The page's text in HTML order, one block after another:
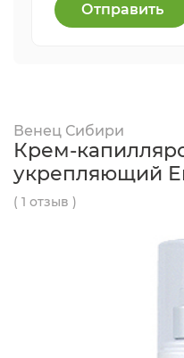
Отправить
Венец Сибири
Крем-
укрепляющий
( 1 отзыв )